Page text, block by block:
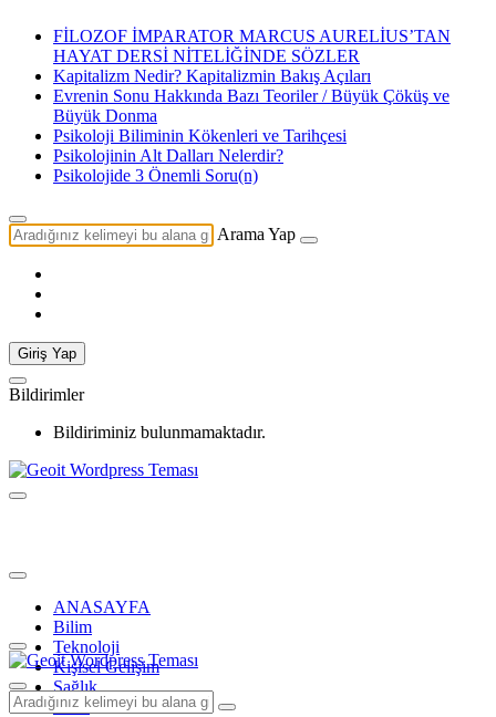
FİLOZOF İMPARATOR MARCUS AURELİUS’TAN
HAYAT DERSİ NİTELİĞİNDE SÖZLER
Kapitalizm Nedir? Kapitalizmin Bakış Açıları
Evrenin Sonu Hakkında Bazı Teoriler / Büyük Çöküş ve
Büyük Donma
Psikoloji Biliminin Kökenleri ve Tarihçesi
Psikolojinin Alt Dalları Nelerdir?
Psikolojide 3 Önemli Soru(n)
Arama Yap
Giriş Yap
Bildirimler
Bildiriminiz bulunmamaktadır.
ANASAYFA
Bilim
Teknoloji
Kişisel Gelişim
Sağlık
Tarih